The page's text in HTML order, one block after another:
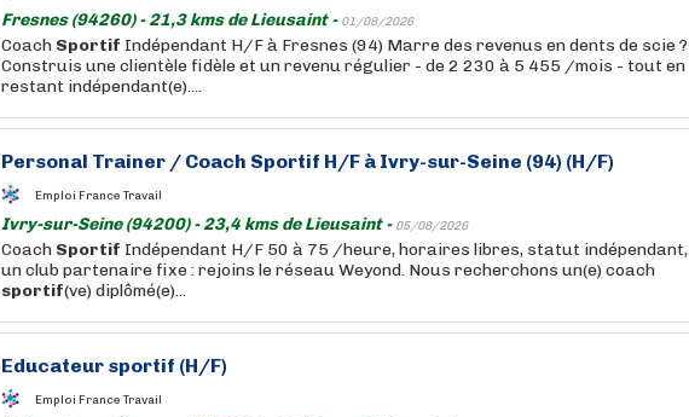
Fresnes (94260) - 21,3 kms de Lieusaint - 01/08/2026
Coach Sportif Indépendant H/F à Fresnes (94) Marre des revenus en dents de scie ?
Construis une clientèle fidèle et un revenu régulier - de 2 230 à 5 455 /mois - tout en
restant indépendant(e)....
Personal Trainer / Coach Sportif H/F à Ivry-sur-Seine (94) (H/F)
Emploi France Travail
Ivry-sur-Seine (94200) - 23,4 kms de Lieusaint - 05/08/2026
Coach Sportif Indépendant H/F 50 à 75 /heure, horaires libres, statut indépendant,
un club partenaire fixe : rejoins le réseau Weyond. Nous recherchons un(e) coach
sportif(ve) diplômé(e)...
Educateur sportif (H/F)
Emploi France Travail